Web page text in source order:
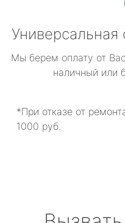
Универсальная
Мы берем оплату от
наличный или
*При отказе от
1000 руб.